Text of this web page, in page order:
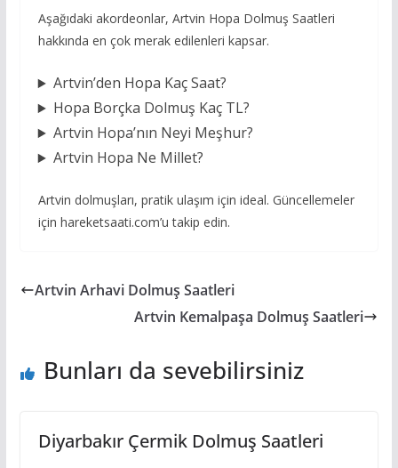
Aşağıdaki akordeonlar, Artvin Hopa Dolmuş Saatleri
hakkında en çok merak edilenleri kapsar.
Artvin’den Hopa Kaç Saat?
Hopa Borçka Dolmuş Kaç TL?
Artvin Hopa’nın Neyi Meşhur?
Artvin Hopa Ne Millet?
Artvin dolmuşları, pratik ulaşım için ideal. Güncellemeler
için hareketsaati.com’u takip edin.
Artvin Arhavi Dolmuş Saatleri
Artvin Kemalpaşa Dolmuş Saatleri
Bunları da sevebilirsiniz
Diyarbakır Çermik Dolmuş Saatleri